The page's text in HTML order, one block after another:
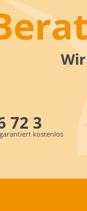
72 3
kostenlos